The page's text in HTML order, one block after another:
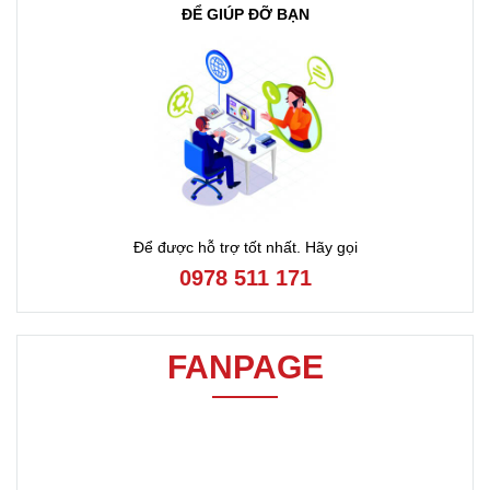
ĐỂ GIÚP ĐỠ BẠN
Để được hỗ trợ tốt nhất. Hãy gọi
0978 511 171
FANPAGE